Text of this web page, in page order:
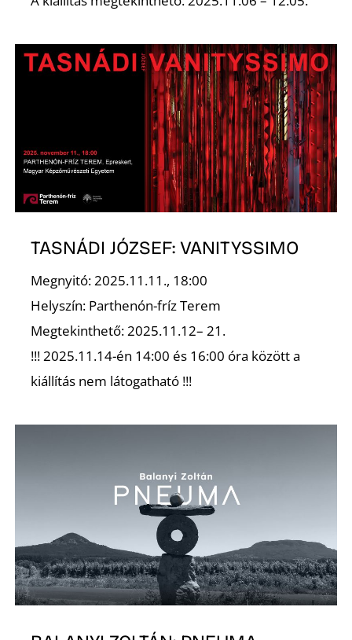
TASNÁDI JÓZSEF: VANITYSSIMO
Megnyitó: 2025.11.11., 18:00
Helyszín: Parthenón-fríz Terem
Megtekinthető: 2025.11.12– 21.
!!! 2025.11.14-én 14:00 és 16:00 óra között a
kiállítás nem látogatható !!!